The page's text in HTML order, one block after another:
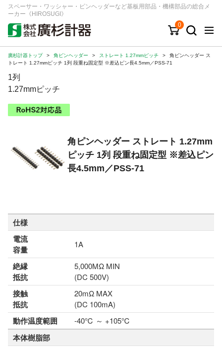
スペーサー・ワッシャー・ピンヘッダーなど基板用部品・機構部品の総合メ
ーカー《HIROSUGI》
0
キーワード 品番/シリーズ
商品カテゴリから探す
ジャンルから探す
シリーズから探す
ログイン
注文・見積りについて
会社情報
廣杉計器トップ > 角ピンヘッダー > ストレート 1.27mmピッチ >
角ピンヘッダー ス
トレート 1.27mmピッチ 1列 段重ね固定型 ※差込ピン長4.5mm／PSS-71
1列
1.27mmピッチ
角ピンヘッダー ストレート 1.27mm
ピッチ 1列 段重ね固定型 ※差込ピン
長4.5mm／PSS-71
仕様
電流
容量
1A
絶縁
抵抗
5,000MΩ MIN
(DC 500V)
接触
抵抗
20mΩ MAX
(DC 100mA)
動作温度範囲 -40℃ ～ +105℃
本体樹脂部